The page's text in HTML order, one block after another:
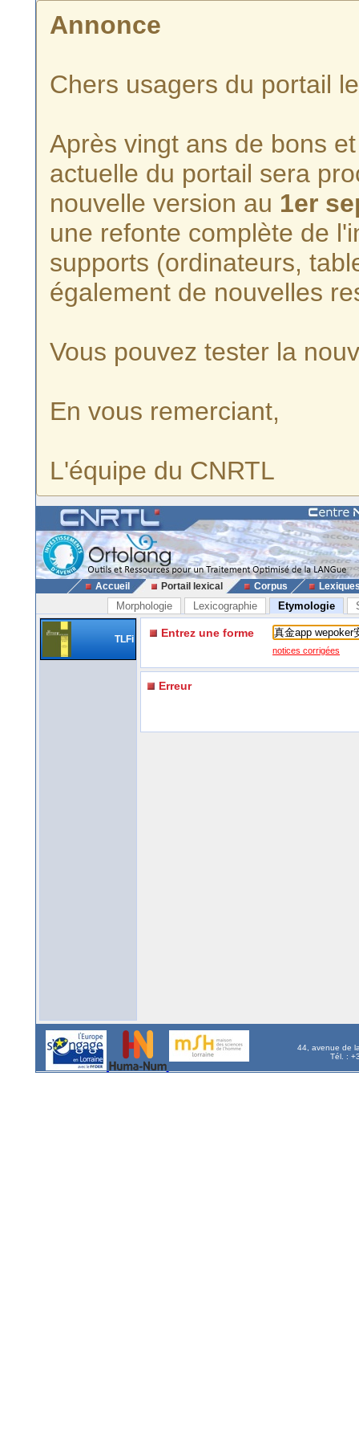
Annonce
Chers usagers du portail
Après vingt ans de bons
actuelle du portail sera
nouvelle version au 1er
une refonte complète de
supports (ordinateurs,
également de nouvelles
Vous pouvez tester la
En vous remerciant,
L'équipe du CNRTL
Accueil Portail lexical Corpus
Morphologie Lexicographie Etymologie
TLFi Entrez une forme
notices corrigées
Erreur
44, avenue de
Tél. :